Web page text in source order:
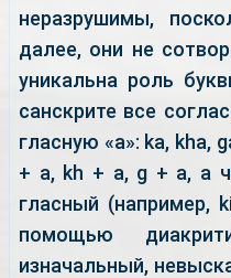
неразрушимы,
далее, они не
уникальна роль
санскрите все
гласную «а»: ka, kha,
+ a, kh + a, g + a, а
гласный (например,
помощью
изначальный,